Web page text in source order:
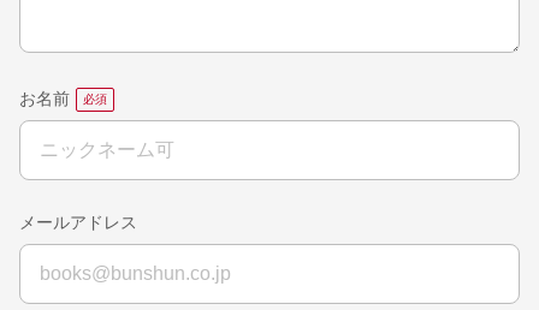
お名前
メールアドレス